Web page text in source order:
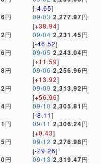
円
円
円
円
円
円
円
円
円
[-4.65]
09/03 2,277.97円
[+38.94]
09/04 2,231.45円
[-46.52]
09/05 2,243.04円
[+11.59]
09/06 2,256.96円
[+13.92]
09/09 2,313.92円
[+56.96]
09/10 2,305.81 円
[-8.11]
09/11 2,306.24円
[+0.43]
09/12 2,276.98円
[-29.26]
09/13 2,319.47円